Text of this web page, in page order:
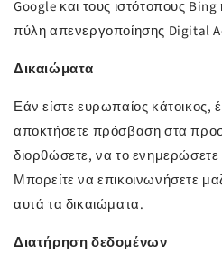
Google και τους ιστότοπους
πύλη απενεργοποίησης Digital
Δικαιώματα
Εάν είστε ευρωπαίος κάτοικος,
αποκτήσετε πρόσβαση στα
διορθώσετε, να το
Μπορείτε να επικοινωνήσετε
αυτά τα δικαιώματα.
Διατήρηση δεδομένων